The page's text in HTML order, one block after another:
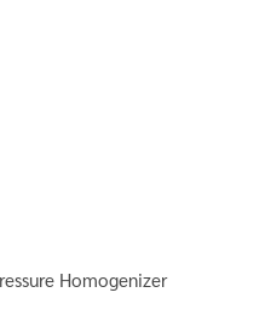
Homogenizer